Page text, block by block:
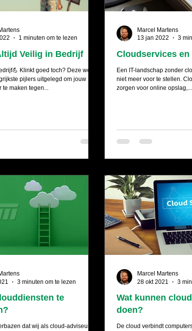
Veilig in Bedrijf
Klinkt goed toch? Deze week
pijlers uitgelegd om jouw
maken tegen...
1 minuten om te lezen
Cloudservices
Een IT-landschap zonder
niet meer voor te stellen.
zorgen voor online opslag,...
Marcel Martens
13 jan 2022
3
te
dat wij als cloud-adviseurs
3 minuten om te lezen
Wat kunnen
doen?
De cloud verbindt
Marcel Martens
28 okt 2021
3